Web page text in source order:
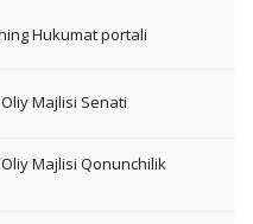
Hukumat portali
Majlisi Senati
Majlisi Qonunchilik